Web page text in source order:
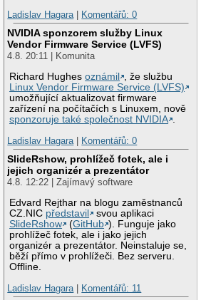
Ladislav Hagara | Komentářů: 0
NVIDIA sponzorem služby Linux
Vendor Firmware Service (LVFS)
4.8. 20:11 | Komunita
Richard Hughesoznámil
, že službu
Linux Vendor Firmware Service (LVFS)
umožňující aktualizovat firmware
zařízení na počítačích s Linuxem, nově
sponzoruje také společnost NVIDIA .
Ladislav Hagara | Komentářů: 0
SlideRshow, prohlížeč fotek, ale i
jejich organizér a prezentátor
4.8. 12:22 | Zajímavý software
Edvard Rejthar na blogu zaměstnanců
CZ.NIC představil
svou aplikaci
SlideRshow
(GitHub ). Funguje jako
prohlížeč fotek, ale i jako jejich
organizér a prezentátor. Neinstaluje se,
běží přímo v prohlížeči. Bez serveru.
Offline.
Ladislav Hagara | Komentářů: 11